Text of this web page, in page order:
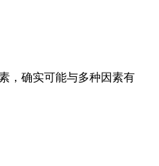
，确实可能与多种因素有